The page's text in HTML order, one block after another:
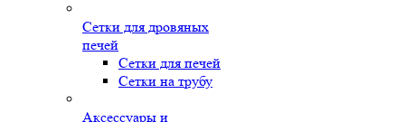
Сетки для дровяных
печей
Сетки для печей
Сетки на трубу
Аксессуары и